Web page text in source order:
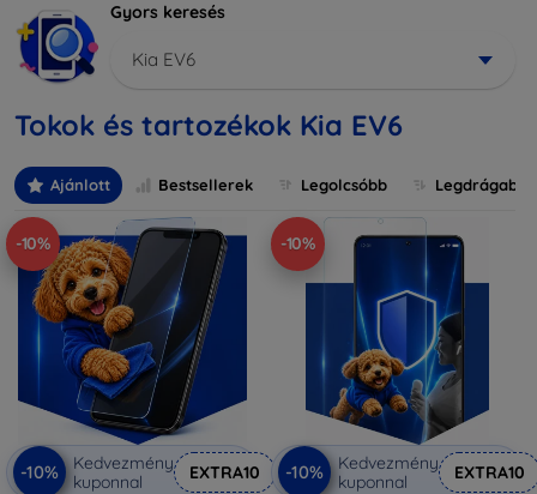
Gyors keresés
Kia EV6
Tokok és tartozékok Kia EV6
Ajánlott Bestsellerek Legolcsóbb Legdrágabb
-10%
-10%
Kedvezmény
kuponnal
EXTRA10
-10%
-10%
Kedvezmény
kuponnal
EXTRA10